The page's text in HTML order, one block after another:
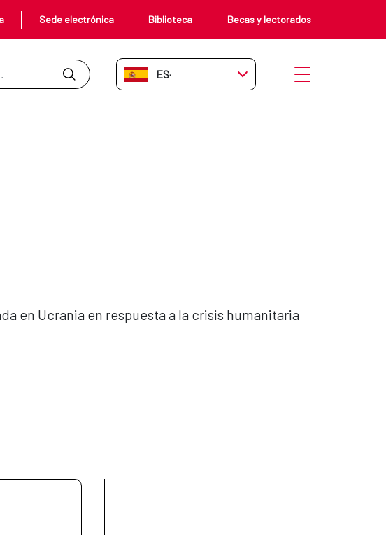
Sede electrónica Biblioteca Becas y lectorados
ES-ES Abrir menú
en Ucrania en respuesta a la crisis humanitaria